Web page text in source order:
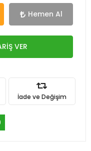
Hemen Al
VER
İade ve Değişim